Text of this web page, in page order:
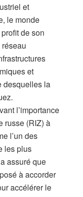
et
le monde
de son
et
desquelles la
l’importance
russe (RIZ) à
l’un des
les plus
assuré que
à accorder
accélérer le